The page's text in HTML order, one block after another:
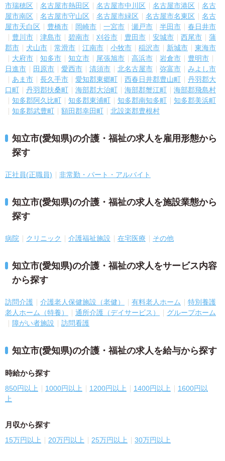
市瑞穂区
名古屋市熱田区 名古屋市中川区 名古屋市港区
名古
屋市南区
名古屋市守山区 名古屋市緑区 名古屋市名東区
名古
屋市天白区
豊橋市 岡崎市 一宮市 瀬戸市 半田市
春日井市
豊川市
津島市 碧南市 刈谷市 豊田市 安城市 西尾市
蒲
郡市
犬山市 常滑市 江南市 小牧市 稲沢市 新城市
東海市
大府市
知多市 知立市 尾張旭市 高浜市 岩倉市
豊明市
日進市
田原市 愛西市 清須市 北名古屋市 弥富市
みよし市
あま市
長久手市 愛知郡東郷町 西春日井郡豊山町
丹羽郡大
口町
丹羽郡扶桑町 海部郡大治町 海部郡蟹江町
海部郡飛島村
知多郡阿久比町
知多郡東浦町 知多郡南知多町
知多郡美浜町
知多郡武豊町
額田郡幸田町 北設楽郡豊根村
知立市(愛知県)の介護・福祉の求人を雇用形態から
探す
正社員(正職員) 非常勤・パート・アルバイト
知立市(愛知県)の介護・福祉の求人を施設業態から
探す
病院 クリニック 介護福祉施設 在宅医療 その他
知立市(愛知県)の介護・福祉の求人をサービス内容
から探す
訪問介護 介護老人保健施設（老健） 有料老人ホーム
特別養護
老人ホーム（特養）
通所介護（デイサービス）
グループホーム
障がい者施設
訪問看護
知立市(愛知県)の介護・福祉の求人を給与から探す
時給から探す
850円以上 1000円以上 1200円以上 1400円以上
1600円以
上
月収から探す
15万円以上 20万円以上 25万円以上 30万円以上